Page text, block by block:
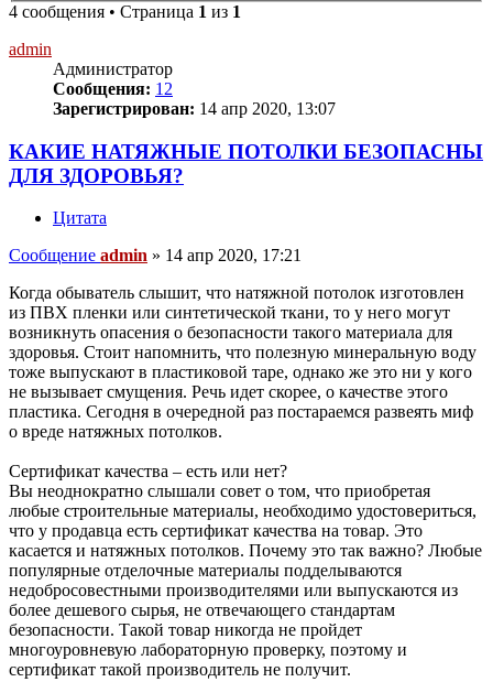
4 сообщения • Страница 1 из 1
admin
Администратор
Сообщения: 12
Зарегистрирован: 14 апр 2020, 13:07
КАКИЕ НАТЯЖНЫЕ ПОТОЛКИ БЕЗОПАСНЫ
ДЛЯ ЗДОРОВЬЯ?
Цитата
Сообщение admin » 14 апр 2020, 17:21
Когда обыватель слышит, что натяжной потолок изготовлен
из ПВХ пленки или синтетической ткани, то у него могут
возникнуть опасения о безопасности такого материала для
здоровья. Стоит напомнить, что полезную минеральную воду
тоже выпускают в пластиковой таре, однако же это ни у кого
не вызывает смущения. Речь идет скорее, о качестве этого
пластика. Сегодня в очередной раз постараемся развеять миф
о вреде натяжных потолков.
Сертификат качества – есть или нет?
Вы неоднократно слышали совет о том, что приобретая
любые строительные материалы, необходимо удостовериться,
что у продавца есть сертификат качества на товар. Это
касается и натяжных потолков. Почему это так важно? Любые
популярные отделочные материалы подделываются
недобросовестными производителями или выпускаются из
более дешевого сырья, не отвечающего стандартам
безопасности. Такой товар никогда не пройдет
многоуровневую лабораторную проверку, поэтому и
сертификат такой производитель не получит.